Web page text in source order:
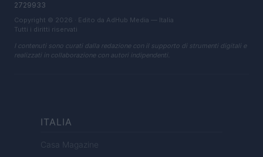
2729933
Copyright © 2026 · Edito da AdHub Media — Italia
Tutti i diritti riservati
I contenuti sono curati dalla redazione con il supporto di strumenti digitali e
realizzati in collaborazione con autori indipendenti.
ITALIA
Casa Magazine